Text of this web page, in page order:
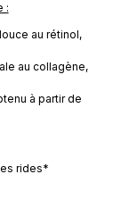
:
au rétinol,
au collagène,
à partir de
rides*